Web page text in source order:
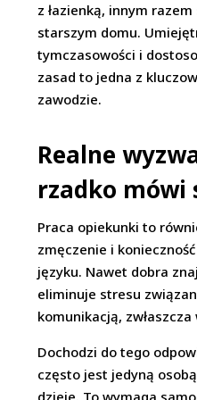
z łazienką, innym
starszym domu.
tymczasowości i
zasad to jedna z
zawodzie.
Realne
rzadko mówi
Praca opiekunki to
zmęczenie i
języku. Nawet dobra
eliminuje stresu
komunikacją,
Dochodzi do tego
często jest jedyną
dzieje. To wymaga